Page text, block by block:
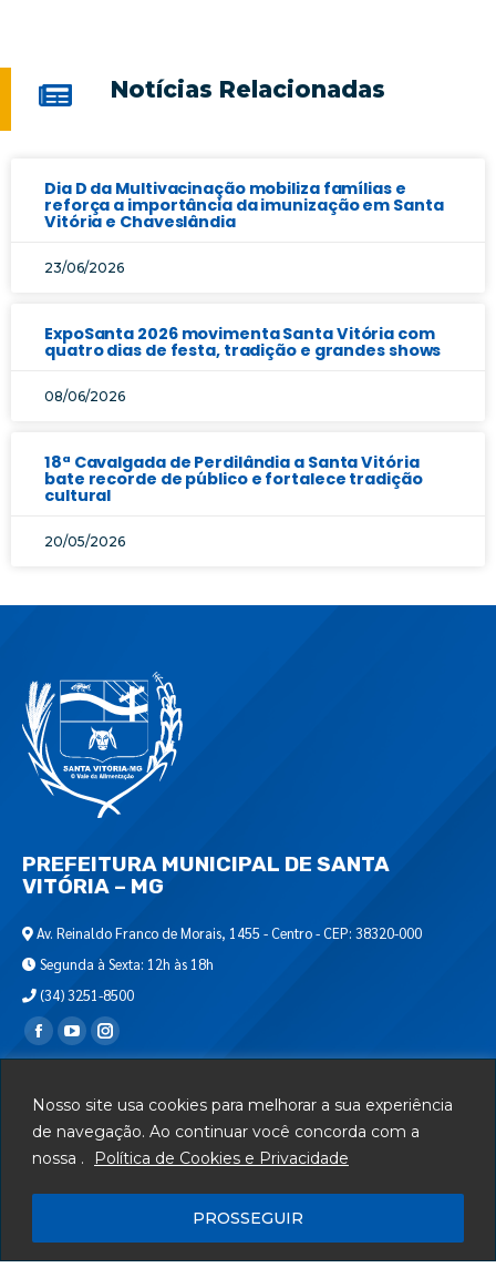
Nosso site usa cookies para melhorar a sua experiência
de navegação. Ao continuar você concorda com a
nossa .
Política de Cookies e Privacidade
PROSSEGUIR
Notícias Relacionadas
Dia D da Multivacinação mobiliza famílias e
reforça a importância da imunização em Santa
Vitória e Chaveslândia
23/06/2026
ExpoSanta 2026 movimenta Santa Vitória com
quatro dias de festa, tradição e grandes shows
08/06/2026
18ª Cavalgada de Perdilândia a Santa Vitória
bate recorde de público e fortalece tradição
cultural
20/05/2026
PREFEITURA MUNICIPAL DE SANTA
VITÓRIA – MG
Av. Reinaldo Franco de Morais, 1455 - Centro - CEP: 38320-000
Segunda à Sexta: 12h às 18h
(34) 3251-8500
Encontre-nos em:
Departamento de T.I.
Serviços
Mapa do Site